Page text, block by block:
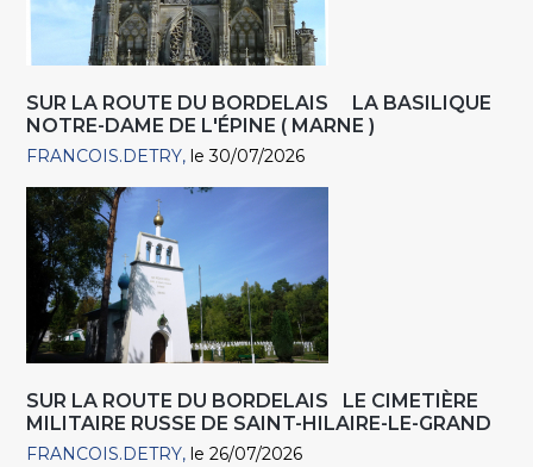
SUR LA ROUTE DU BORDELAIS LA BASILIQUE
NOTRE-DAME DE L'ÉPINE ( MARNE )
FRANCOIS.DETRY le 30/07/2026
SUR LA ROUTE DU BORDELAIS LE CIMETIÈRE
MILITAIRE RUSSE DE SAINT-HILAIRE-LE-GRAND
FRANCOIS.DETRY le 26/07/2026